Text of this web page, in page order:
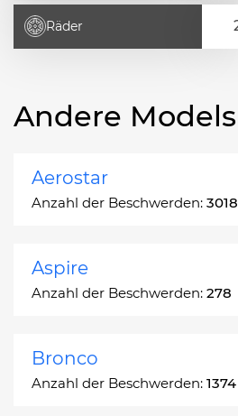
Räder
Andere Models
Aerostar
Anzahl der Beschwerden: 3018
Aspire
Anzahl der Beschwerden: 278
Bronco
Anzahl der Beschwerden: 1374